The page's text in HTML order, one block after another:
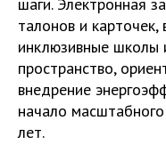
талонов и
инклюзивные школы
пространство,
внедрение
начало
лет.